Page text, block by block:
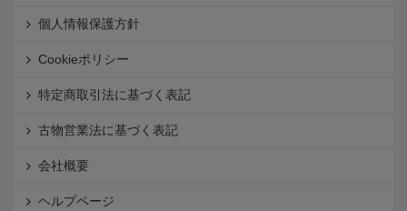
個人情報保護方針
Cookieポリシー
特定商取引法に基づく表記
古物営業法に基づく表記
会社概要
ヘルプページ